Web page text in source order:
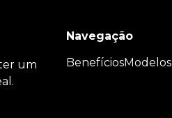
um
Navegação
BenefíciosModelos